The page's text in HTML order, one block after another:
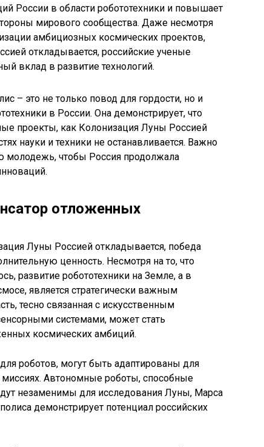
России в области робототехники и повышает
мирового сообщества. Даже несмотря
амбициозных космических проектов,
откладывается, российские ученые
вклад в развитие технологий.
– это не только повод для гордости, но и
в России. Она демонстрирует, что
проекты, как Колонизация Луны Россией
науки и техники не останавливается. Важно
молодежь, чтобы Россия продолжала
отложенных
Луны Россией откладывается, победа
ценность. Несмотря на то, что
развитие робототехники на Земле, а в
является стратегически важным
тесно связанная с искусственным
системами, может стать
космических амбиций.
роботов, могут быть адаптированы для
Автономные роботы, способные
незаменимы для исследования Луны, Марса
демонстрирует потенциал российских